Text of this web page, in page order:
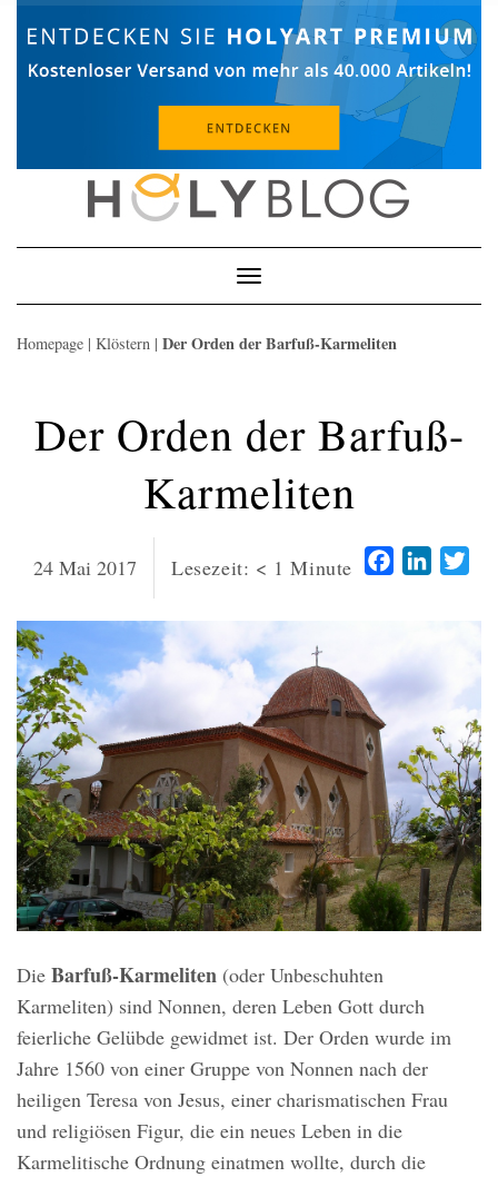
Toggle
Navigation
Homepage | Klöstern | Der Orden der Barfuß-Karmeliten
Der Orden der Barfuß-
Karmeliten
24 Mai 2017 Lesezeit: < 1 Minute Facebook
Die Barfuß-Karmeliten (oder Unbeschuhten
Karmeliten) sind Nonnen, deren Leben Gott durch
feierliche Gelübde gewidmet ist. Der Orden wurde im
Jahre 1560 von einer Gruppe von Nonnen nach der
heiligen Teresa von Jesus, einer charismatischen Frau
und religiösen Figur, die ein neues Leben in die
Karmelitische Ordnung einatmen wollte, durch die